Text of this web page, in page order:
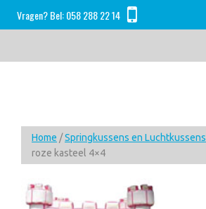
Skip
to
Skip
to
Skip
to
Vragen? Bel:058 288 22 14
Home /Springkussens en Luchtkussens
roze kasteel 4×4